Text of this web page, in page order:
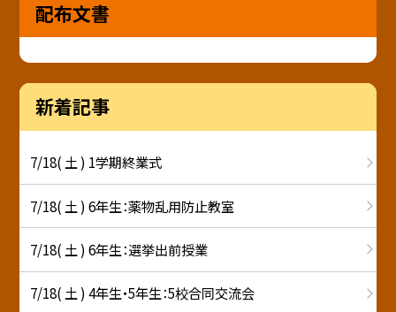
配布文書
新着記事
7/18( 土 ) 1学期終業式
7/18( 土 ) 6年生：薬物乱用防止教室
7/18( 土 ) 6年生：選挙出前授業
7/18( 土 ) 4年生・5年生：5校合同交流会